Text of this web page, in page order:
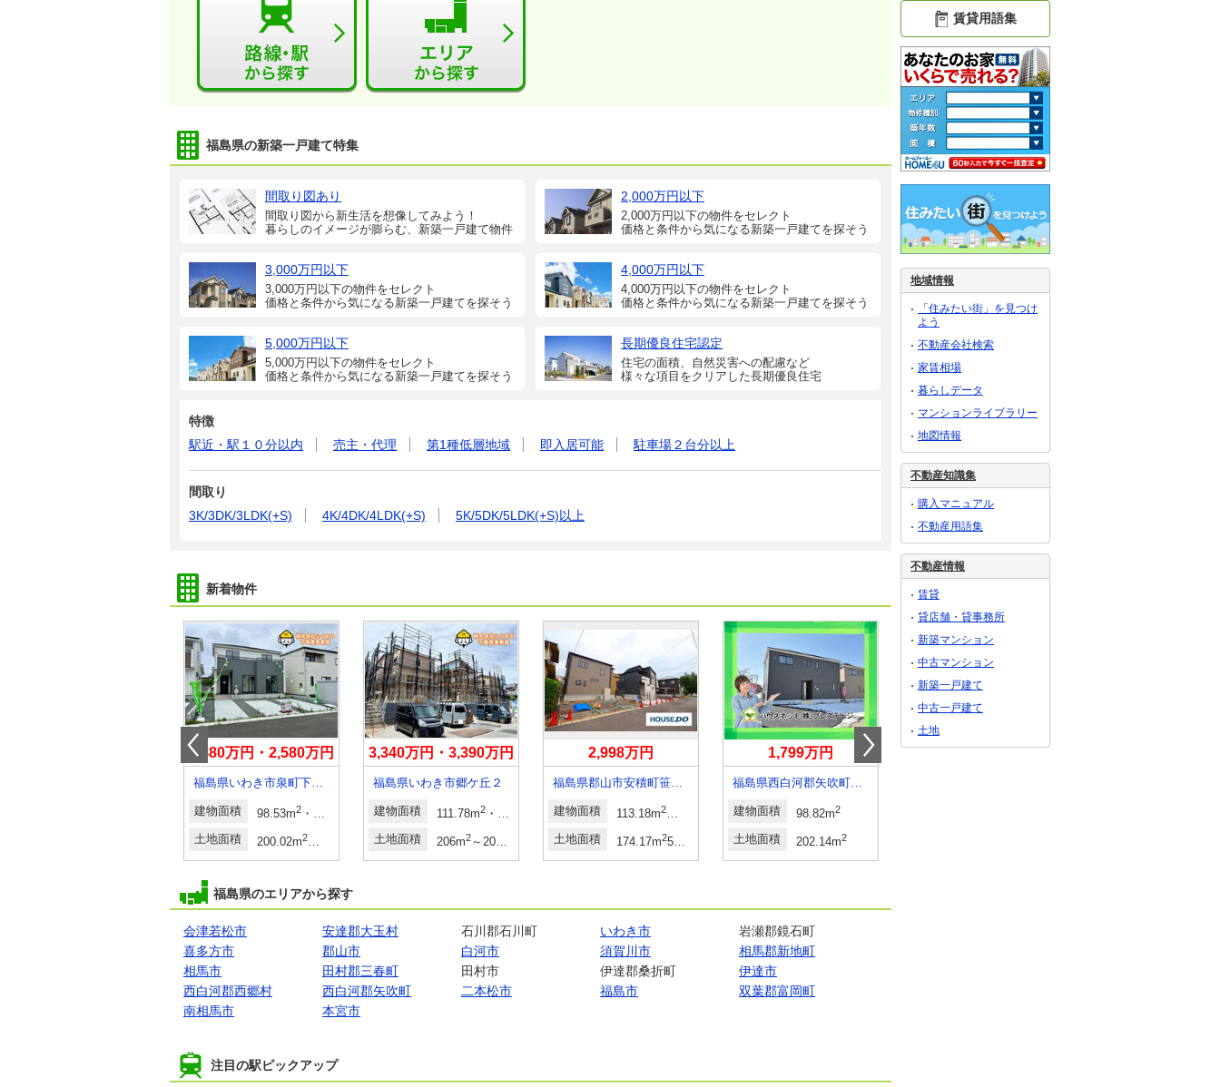
福島県の新築一戸建て特集
間取り図あり
間取り図から新生活を想像してみよう！
暮らしのイメージが膨らむ、新築一戸建て物件
2,000万円以下
2,000万円以下の物件をセレクト
価格と条件から気になる新築一戸建てを探そう
3,000万円以下
3,000万円以下の物件をセレクト
価格と条件から気になる新築一戸建てを探そう
4,000万円以下
4,000万円以下の物件をセレクト
価格と条件から気になる新築一戸建てを探そう
5,000万円以下
5,000万円以下の物件をセレクト
価格と条件から気になる新築一戸建てを探そう
長期優良住宅認定
住宅の面積、自然災害への配慮など
様々な項目をクリアした長期優良住宅
特徴
駅近・駅１０分以内
売主・代理 第1種低層地域 即入居可能 駐車場２台分以上
間取り
3K/3DK/3LDK(+S)
4K/4DK/4LDK(+S) 5K/5DK/5LDK(+S)以上
新着物件
2,480万円・2,580万円
福島県いわき市泉町下川字谷地川
建物面積 98.53m2・111.79m
29.80坪・33.81坪
土地面積
200.02m2・200.97m 60.50坪・60.79坪
3,340万円・3,390万円
福島県いわき市郷ケ丘２
建物面積 111.78m2・114.27m
33.81坪・34.56坪
土地面積
206m2～206.53m 62.31坪～62.47坪
2,998万円
福島県郡山市安積町笹川字中ノ渡戸
建物面積 113.18m2・113.44m
34.23坪・34.31坪
土地面積
174.17m252.68坪
1,799万円
福島県西白河郡矢吹町八幡町
建物面積 98.82m2
土地面積 202.14m2
3,375万円～3,390万円
福島県のエリアから探す
会津若松市 安達郡大玉村 石川郡石川町 いわき市
岩瀬郡鏡石町
喜多方市
郡山市 白河市 須賀川市
相馬郡新地町
相馬市
田村郡三春町 田村市 伊達郡桑折町
伊達市
西白河郡西郷村
西白河郡矢吹町 二本松市 福島市
双葉郡富岡町
南相馬市
本宮市
注目の駅ピックアップ
賃貸用語集
地域情報
「住みたい街」を見つけ
よう
不動産会社検索
家賃相場
暮らしデータ
マンションライブラリー
地図情報
不動産知識集
購入マニュアル
不動産用語集
不動産情報
賃貸
貸店舗・貸事務所
新築マンション
中古マンション
新築一戸建て
中古一戸建て
土地